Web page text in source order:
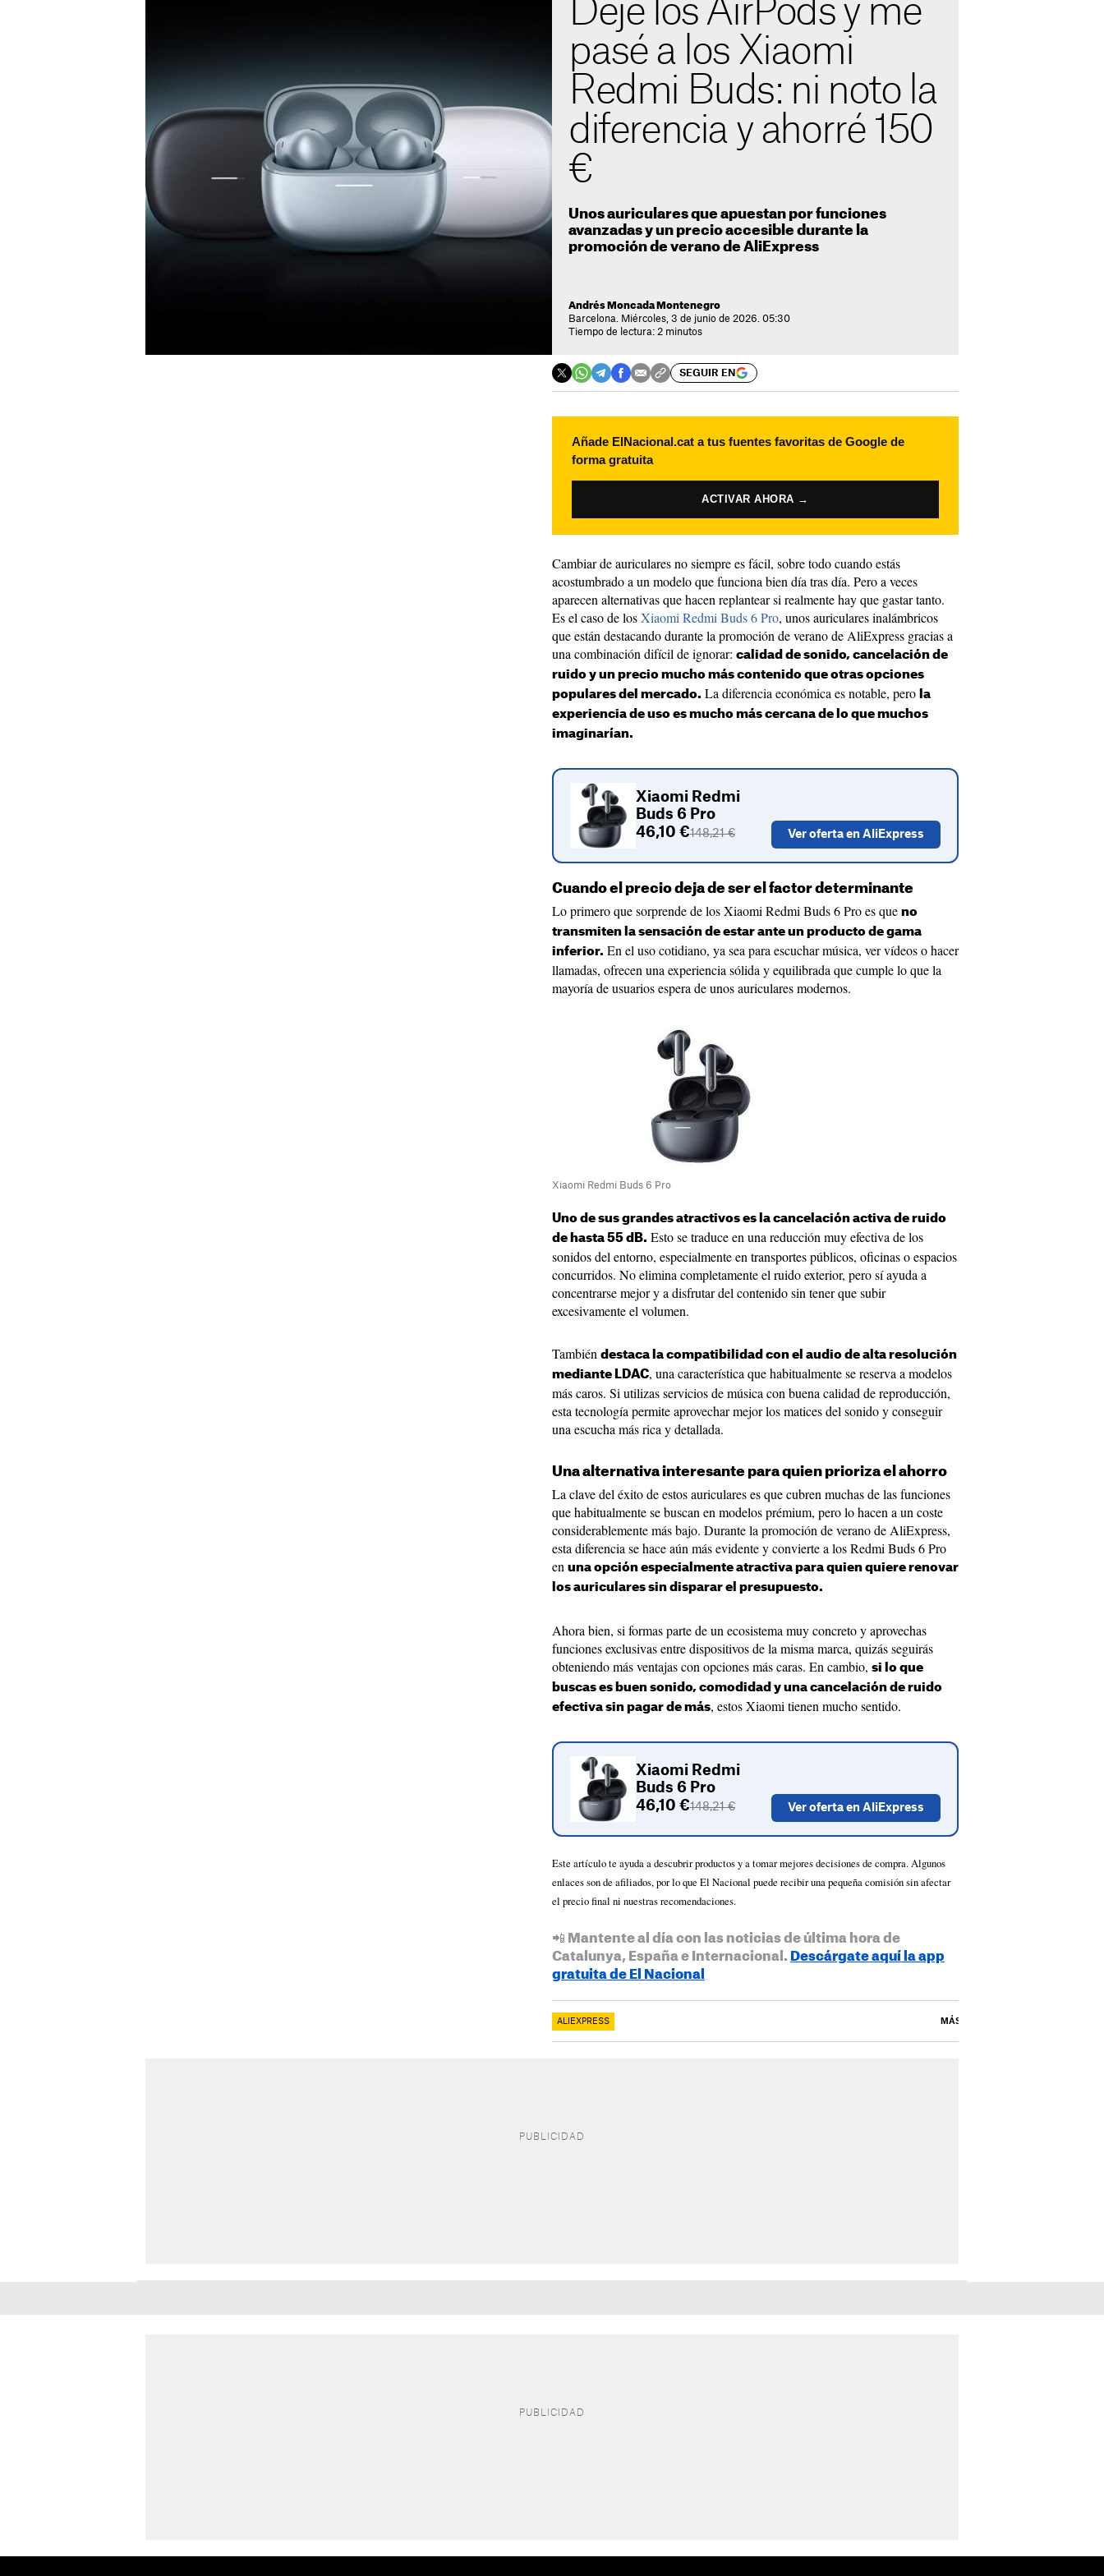
Dejé los AirPods y me
pasé a los Xiaomi
Redmi Buds: ni noto la
diferencia y ahorré 150
€
Unos auriculares que apuestan por funciones
avanzadas y un precio accesible durante la
promoción de verano de AliExpress
Andrés Moncada Montenegro
Barcelona. Miércoles, 3 de junio de 2026. 05:30
Tiempo de lectura: 2 minutos
SEGUIR EN
Añade ElNacional.cat a tus fuentes favoritas de Google de
forma gratuita
ACTIVAR AHORA →
Cambiar de auriculares no siempre es fácil, sobre todo cuando estás
acostumbrado a un modelo que funciona bien día tras día. Pero a veces
aparecen alternativas que hacen replantear si realmente hay que gastar tanto.
Es el caso de losXiaomi Redmi Buds 6 Pro, unos auriculares inalámbricos
que están destacando durante la promoción de verano de AliExpress gracias a
una combinación difícil de ignorar: calidad de sonido, cancelación de
ruido y un precio mucho más contenido que otras opciones
populares del mercado. La diferencia económica es notable, pero la
experiencia de uso es mucho más cercana de lo que muchos
imaginarían.
Xiaomi Redmi
Buds 6 Pro
46,10 €148,21 € Ver oferta en AliExpress
Cuando el precio deja de ser el factor determinante
Lo primero que sorprende de los Xiaomi Redmi Buds 6 Pro es que no
transmiten la sensación de estar ante un producto de gama
inferior. En el uso cotidiano, ya sea para escuchar música, ver vídeos o hacer
llamadas, ofrecen una experiencia sólida y equilibrada que cumple lo que la
mayoría de usuarios espera de unos auriculares modernos.
Xiaomi Redmi Buds 6 Pro
Uno de sus grandes atractivos es la cancelación activa de ruido
de hasta 55 dB. Esto se traduce en una reducción muy efectiva de los
sonidos del entorno, especialmente en transportes públicos, oficinas o espacios
concurridos. No elimina completamente el ruido exterior, pero sí ayuda a
concentrarse mejor y a disfrutar del contenido sin tener que subir
excesivamente el volumen.
También destaca la compatibilidad con el audio de alta resolución
mediante LDAC, una característica que habitualmente se reserva a modelos
más caros. Si utilizas servicios de música con buena calidad de reproducción,
esta tecnología permite aprovechar mejor los matices del sonido y conseguir
una escucha más rica y detallada.
Una alternativa interesante para quien prioriza el ahorro
La clave del éxito de estos auriculares es que cubren muchas de las funciones
que habitualmente se buscan en modelos prémium, pero lo hacen a un coste
considerablemente más bajo. Durante la promoción de verano de AliExpress,
esta diferencia se hace aún más evidente y convierte a los Redmi Buds 6 Pro
en una opción especialmente atractiva para quien quiere renovar
los auriculares sin disparar el presupuesto.
Ahora bien, si formas parte de un ecosistema muy concreto y aprovechas
funciones exclusivas entre dispositivos de la misma marca, quizás seguirás
obteniendo más ventajas con opciones más caras. En cambio, si lo que
buscas es buen sonido, comodidad y una cancelación de ruido
efectiva sin pagar de más, estos Xiaomi tienen mucho sentido.
Xiaomi Redmi
Buds 6 Pro
46,10 €148,21 € Ver oferta en AliExpress
Este artículo te ayuda a descubrir productos y a tomar mejores decisiones de compra. Algunos
enlaces son de afiliados, por lo que El Nacional puede recibir una pequeña comisión sin afectar
el precio final ni nuestras recomendaciones.
📲 Mantente al día con las noticias de última hora de
Catalunya, España e Internacional. Descárgate aquí la app
gratuita de El Nacional
ALIEXPRESS MÁS